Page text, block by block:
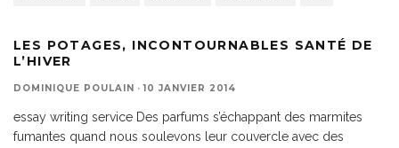
LES POTAGES, INCONTOURNABLES SANTÉ DE
L’HIVER
DOMINIQUE POULAIN · 10 JANVIER 2014
essay writing service Des parfums s’échappant des marmites
fumantes quand nous soulevons leur couvercle avec des